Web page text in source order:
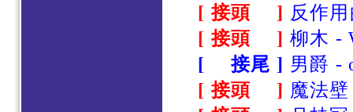
[ 接頭 ] 反作
[ 接頭 ] 柳木 -
[ 接尾 ] 男爵 -
[ 接頭 ] 魔法